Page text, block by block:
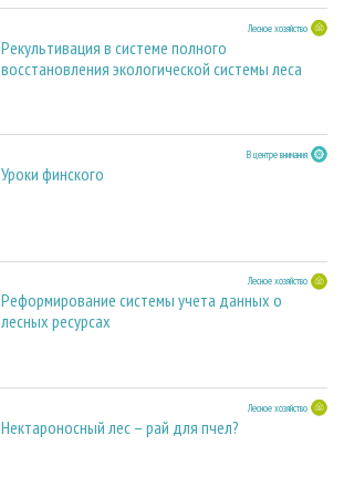
Лесное хозяйство
Рекультивация в системе полного
восстановления экологической системы леса
В центре внимания
Уроки финского
Лесное хозяйство
Реформирование системы учета данных о
лесных ресурсах
Лесное хозяйство
Нектароносный лес – рай для пчел?